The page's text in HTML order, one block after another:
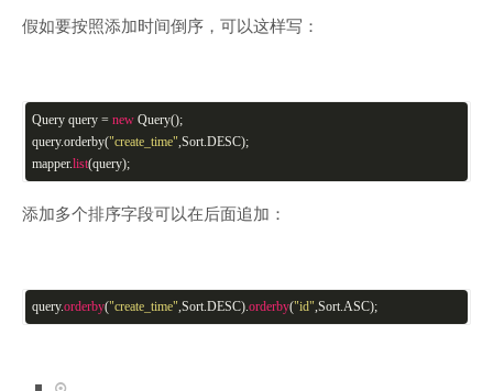
假如要按照添加时间倒序，可以这样写：
Query query = newQuery();
query.orderby("create_time" ,Sort.DESC);
mapper.list(query);
添加多个排序字段可以在后面追加：
query.orderby("create_time",Sort.DESC).orderby("id",Sort.ASC);